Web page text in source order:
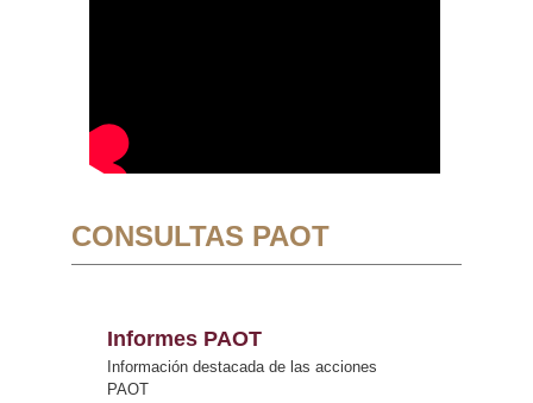
CONSULTAS PAOT
Informes PAOT
Información destacada de las acciones
PAOT